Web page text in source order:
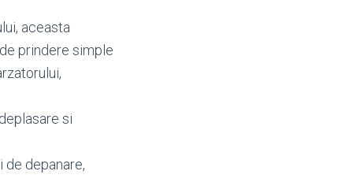
aceasta
prindere simple
si
depanare,